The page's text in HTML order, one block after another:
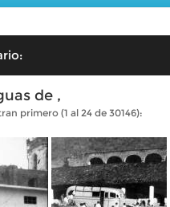
de ,
primero (1 al 24 de 30146):